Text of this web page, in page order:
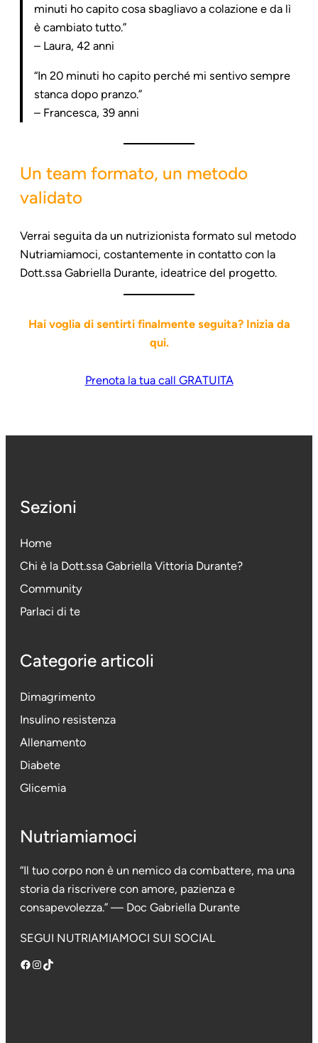
minuti ho capito cosa sbagliavo a colazione e da lì
è cambiato tutto.”
– Laura, 42 anni
“In 20 minuti ho capito perché mi sentivo sempre
stanca dopo pranzo.”
– Francesca, 39 anni
Un team formato, un metodo
validato
Verrai seguita da un nutrizionista formato sul metodo
Nutriamiamoci, costantemente in contatto con la
Dott.ssa Gabriella Durante, ideatrice del progetto.
Hai voglia di sentirti finalmente seguita? Inizia da
qui.
Prenota la tua call GRATUITA
Sezioni
Home
Chi è la Dott.ssa Gabriella Vittoria Durante?
Community
Parlaci di te
Categorie articoli
Dimagrimento
Insulino resistenza
Allenamento
Diabete
Glicemia
Nutriamiamoci
“Il tuo corpo non è un nemico da combattere, ma una
storia da riscrivere con amore, pazienza e
consapevolezza.” — Doc Gabriella Durante
SEGUI NUTRIAMIAMOCI SUI SOCIAL
Facebook InstagramTikTok